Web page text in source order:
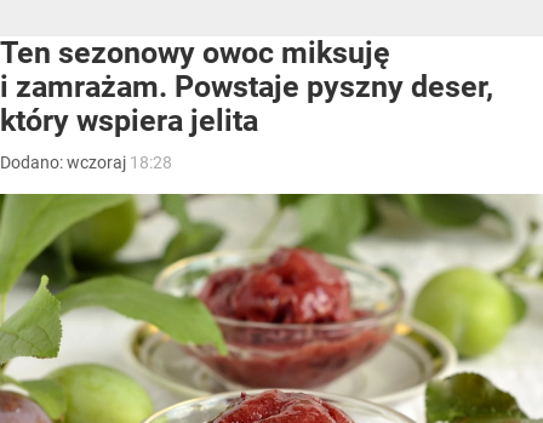
Ten sezonowy owoc miksuję
i zamrażam. Powstaje pyszny deser,
który wspiera jelita
Dodano:wczoraj 18:28